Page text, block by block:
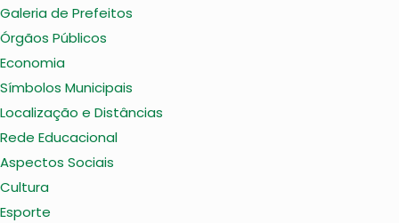
Galeria de Prefeitos
Órgãos Públicos
Economia
Símbolos Municipais
Localização e Distâncias
Rede Educacional
Aspectos Sociais
Cultura
Esporte